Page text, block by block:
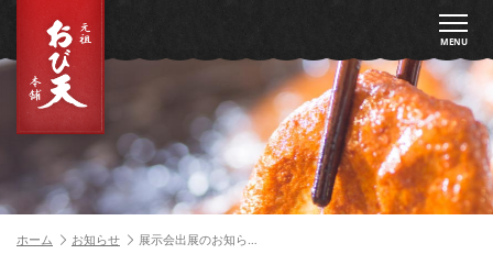
MENU
ホーム お知らせ 展示会出展のお知ら…